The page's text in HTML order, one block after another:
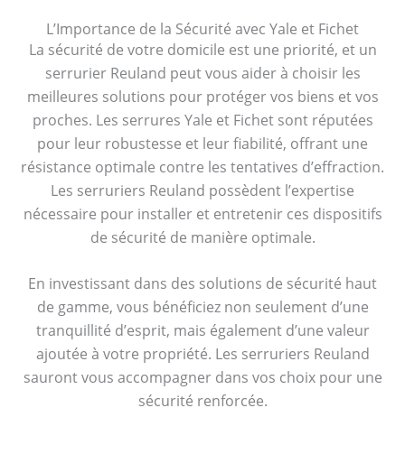
L’Importance de la Sécurité avec Yale et Fichet
La sécurité de votre domicile est une priorité, et un
serrurier Reuland peut vous aider à choisir les
meilleures solutions pour protéger vos biens et vos
proches. Les serrures Yale et Fichet sont réputées
pour leur robustesse et leur fiabilité, offrant une
résistance optimale contre les tentatives d’effraction.
Les serruriers Reuland possèdent l’expertise
nécessaire pour installer et entretenir ces dispositifs
de sécurité de manière optimale.
En investissant dans des solutions de sécurité haut
de gamme, vous bénéficiez non seulement d’une
tranquillité d’esprit, mais également d’une valeur
ajoutée à votre propriété. Les serruriers Reuland
sauront vous accompagner dans vos choix pour une
sécurité renforcée.